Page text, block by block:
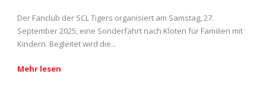
Der Fanclub der SCL Tigers organisiert am Samstag, 27.
September 2025, eine Sonderfahrt nach Kloten für Familien mit
Kindern. Begleitet wird die...
Mehr lesen